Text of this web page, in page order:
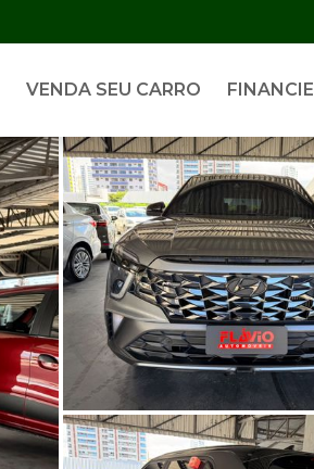
VENDA SEU CARRO FINANCIE